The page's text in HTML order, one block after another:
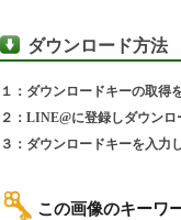
ダウンロード方法
１：ダウンロードキーの取得
２：LINE@に登録しダウン
３：ダウンロードキーを入力
この画像のキーワ